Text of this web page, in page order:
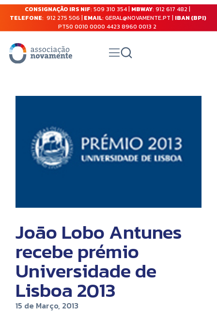
CONSIGNAÇÃO IRS NIF: 509 310 354 | MBWAY: 912 617 482 |
TELEFONE: 912 275 506 | EMAIL: GERAL@NOVAMENTE.PT | IBAN (BPI)
PT50 0010 0000 4423 8960 0013 2
João Lobo Antunes
recebe prémio
Universidade de
Lisboa 2013
15 de Março, 2013